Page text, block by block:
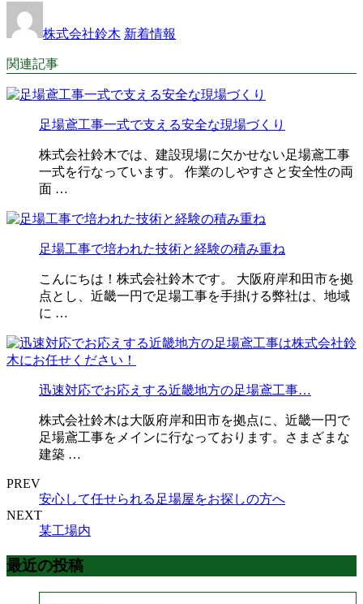
株式会社鈴木 新着情報
関連記事
足場鳶工事一式で支える安全な現場づくり
株式会社鈴木では、建設現場に欠かせない足場鳶工事
一式を行なっています。 作業のしやすさと安全性の両
面 …
足場工事で培われた技術と経験の積み重ね
こんにちは！株式会社鈴木です。 大阪府岸和田市を拠
点とし、近畿一円で足場工事を手掛ける弊社は、地域
に …
迅速対応でお応えする近畿地方の足場鳶工事…
株式会社鈴木は大阪府岸和田市を拠点に、近畿一円で
足場鳶工事をメインに行なっております。さまざまな
建築 …
PREV
安心して任せられる足場屋をお探しの方へ
NEXT
某工場内
最近の投稿